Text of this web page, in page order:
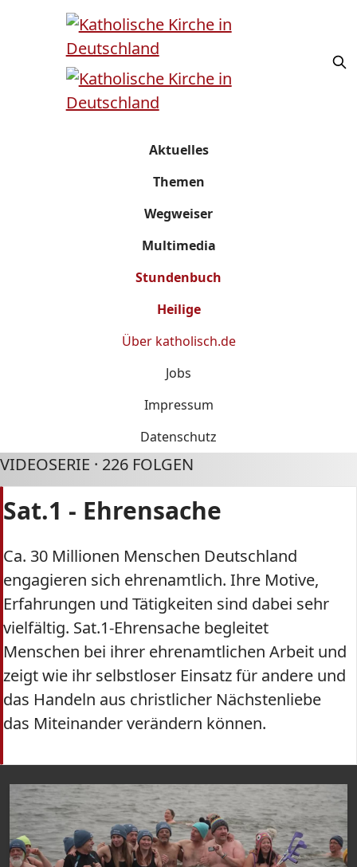
Aktuelles
Themen
Wegweiser
Multimedia
Stundenbuch
Heilige
Über katholisch.de
Jobs
Impressum
Datenschutz
VIDEOSERIE · 226 FOLGEN
Sat.1 - Ehrensache
Ca. 30 Millionen Menschen Deutschland
engagieren sich ehrenamtlich. Ihre Motive,
Erfahrungen und Tätigkeiten sind dabei sehr
vielfältig. Sat.1-Ehrensache begleitet
Menschen bei ihrer ehrenamtlichen Arbeit und
zeigt wie ihr selbstloser Einsatz für andere und
das Handeln aus christlicher Nächstenliebe
das Miteinander verändern können.